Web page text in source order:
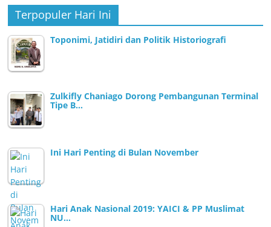
Terpopuler Hari Ini
Toponimi, Jatidiri dan Politik Historiografi
Zulkifly Chaniago Dorong Pembangunan Terminal
Tipe B…
Ini Hari Penting di Bulan November
Hari Anak Nasional 2019: YAICI & PP Muslimat
NU…